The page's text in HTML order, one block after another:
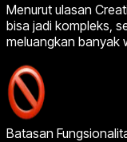
Menurut ulasan
bisa jadi kompleks,
meluangkan banyak
Batasan